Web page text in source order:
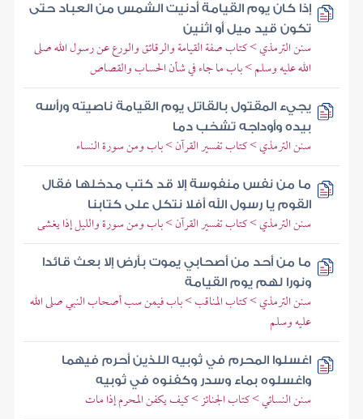
إذا كان يوم القيامة أدنيت الشمس من العباد حتى
تكون قيد ميل أو اثنين
سنن الترمذي > كتاب صفة القيامة والرقائق والورع عن رسول الله صلى
الله عليه وسلم > باب ما جاء في شأن الحساب والقصاص
يجيء المقتول بالقاتل يوم القيامة ناصيته ورأسه
بيده وأوداجه تشخب دما
سنن الترمذي > كتاب تفسير القرآن > باب ومن سورة النساء
ما من نفس منفوسة إلا قد كتب مدخلها فقال
القوم يا رسول الله أفلا نتكل على كتابنا
سنن الترمذي > كتاب تفسير القرآن > باب ومن سورة والليل إذا يغشى
ما من أحد من أصحابي يموت بأرض إلا بعث قائدا
ونورا لهم يوم القيامة
سنن الترمذي > كتاب المناقب > باب فيمن سب أصحاب النبي صلى الله
عليه وسلم
اغسلوا المحرم في ثوبيه اللذين أحرم فيهما
واغسلوه بماء وسدر وكفنوه في ثوبيه
سنن النسائي > كتاب الجنائز > كيف يكفن المحرم إذا مات